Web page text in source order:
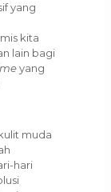
yang
kita
lain bagi
yang
muda
hari